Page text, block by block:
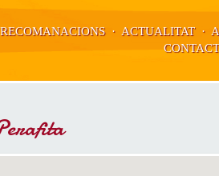
RECOMANACIONS· ACTUALITAT·